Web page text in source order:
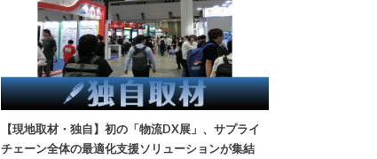
【現地取材・独自】初の「物流DX展」、サプライ
チェーン全体の最適化支援ソリューションが集結